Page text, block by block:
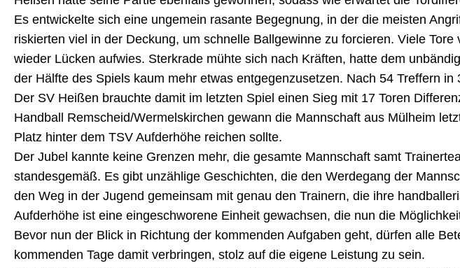
Es entwickelte sich eine ungemein rasante Begegnung, in der die meisten
riskierten viel in der Deckung, um schnelle Ballgewinne zu forcieren. Viele
wieder Lücken aufwies. Sterkrade mühte sich nach Kräften, hatte dem
der Hälfte des Spiels kaum mehr etwas entgegenzusetzen. Nach 54 Treffern
Der SV Heißen brauchte damit im letzten Spiel einen Sieg mit 17 Toren
Handball Remscheid/Wermelskirchen gewann die Mannschaft aus Mülheim
Platz hinter dem TSV Aufderhöhe reichen sollte.
Der Jubel kannte keine Grenzen mehr, die gesamte Mannschaft samt
standesgemäß. Es gibt unzählige Geschichten, die den Werdegang der
den Weg in der Jugend gemeinsam mit genau den Trainern, die ihre
Aufderhöhe ist eine eingeschworene Einheit gewachsen, die nun die
Bevor nun der Blick in Richtung der kommenden Aufgaben geht, dürfen alle
kommenden Tage damit verbringen, stolz auf die eigene Leistung zu sein.